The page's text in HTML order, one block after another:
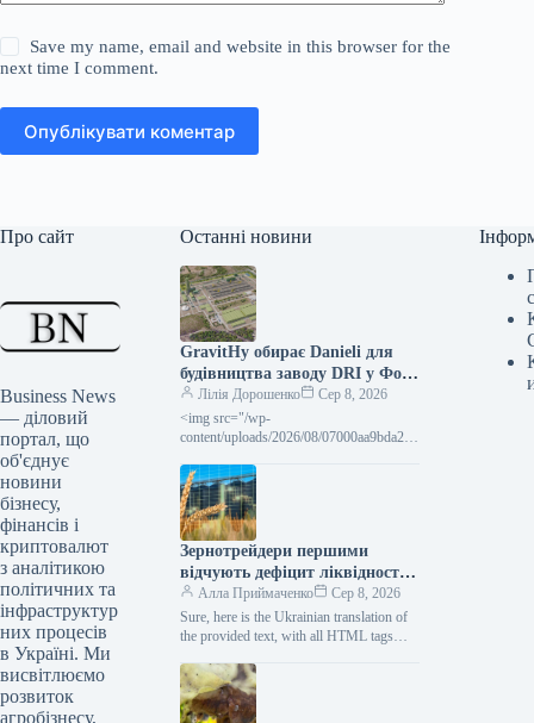
Save my name, email and website in this browser for the
next time I comment.
Опублікувати коментар
Про сайт
Business News
— діловий
портал, що
об'єднує
новини
бізнесу,
фінансів і
криптовалют
з аналітикою
політичних та
інфраструктур
них процесів
в Україні. Ми
висвітлюємо
розвиток
агробізнесу,
Останні новини
GravitHy обирає Danieli для
будівництва заводу DRI у Фос-
сюр-Мер
Лілія Дорошенко
Сер 8, 2026
<img src="/wp-
content/uploads/2026/08/07000aa9bda25c
height="630" class="attachment-full size-
full wp-post-image" alt="Фото –
GravitHy обрала Danieli для
будівництва заводу DRI
Зернотрейдери першими
відчують дефіцит ліквідності:
логістична криза вже на порозі
Алла Приймаченко
Сер 8, 2026
Sure, here is the Ukrainian translation of
the provided text, with all HTML tags
applied:…